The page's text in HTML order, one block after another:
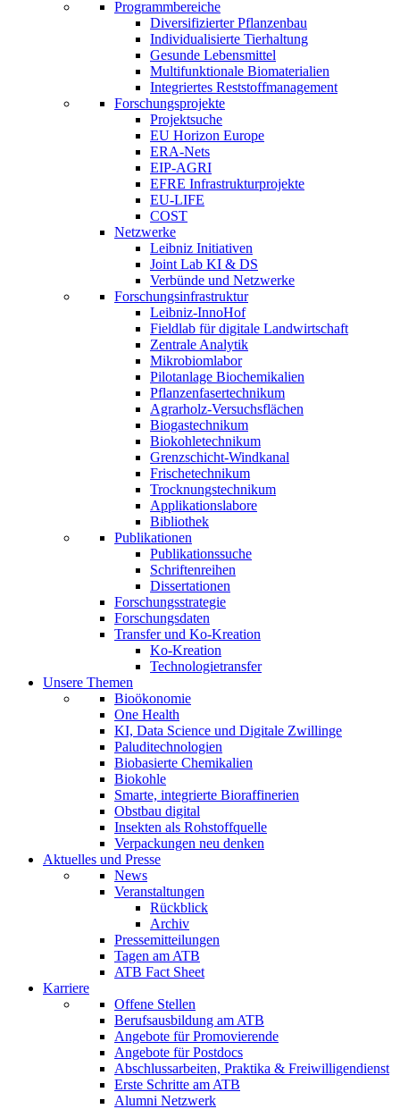
Programmbereiche
Diversifizierter Pflanzenbau
Individualisierte Tierhaltung
Gesunde Lebensmittel
Multifunktionale Biomaterialien
Integriertes Reststoffmanagement
Forschungsprojekte
Projektsuche
EU Horizon Europe
ERA-Nets
EIP-AGRI
EFRE Infrastrukturprojekte
EU-LIFE
COST
Netzwerke
Leibniz Initiativen
Joint Lab KI & DS
Verbünde und Netzwerke
Forschungsinfrastruktur
Leibniz-InnoHof
Fieldlab für digitale Landwirtschaft
Zentrale Analytik
Mikrobiomlabor
Pilotanlage Biochemikalien
Pflanzenfasertechnikum
Agrarholz-Versuchsflächen
Biogastechnikum
Biokohletechnikum
Grenzschicht-Windkanal
Frischetechnikum
Trocknungstechnikum
Applikationslabore
Bibliothek
Publikationen
Publikationssuche
Schriftenreihen
Dissertationen
Forschungsstrategie
Forschungsdaten
Transfer und Ko-Kreation
Ko-Kreation
Technologietransfer
Unsere Themen
Bioökonomie
One Health
KI, Data Science und Digitale Zwillinge
Paluditechnologien
Biobasierte Chemikalien
Biokohle
Smarte, integrierte Bioraffinerien
Obstbau digital
Insekten als Rohstoffquelle
Verpackungen neu denken
Aktuelles und Presse
News
Veranstaltungen
Rückblick
Archiv
Pressemitteilungen
Tagen am ATB
ATB Fact Sheet
Karriere
Offene Stellen
Berufsausbildung am ATB
Angebote für Promovierende
Angebote für Postdocs
Abschlussarbeiten, Praktika & Freiwilligendienst
Erste Schritte am ATB
Alumni Netzwerk